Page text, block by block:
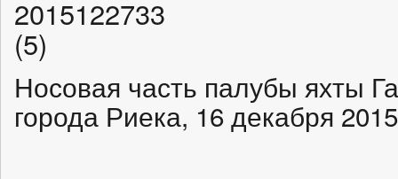
Носовая часть палубы яхты
города Риека, 16 декабря